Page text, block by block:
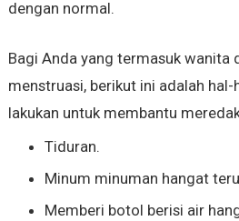
dengan normal.
Bagi Anda yang termasuk wanita
menstruasi, berikut ini adalah hal-
lakukan untuk membantu
Tiduran.
Minum minuman hangat
Memberi botol berisi air